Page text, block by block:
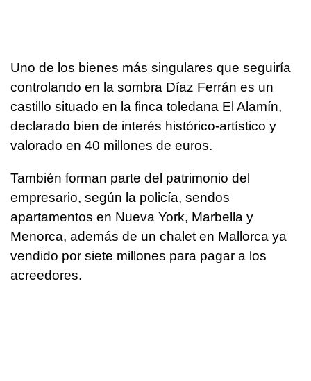
Uno de los bienes más singulares que seguiría
controlando en la sombra Díaz Ferrán es un
castillo situado en la finca toledana El Alamín,
declarado bien de interés histórico-artístico y
valorado en 40 millones de euros.
También forman parte del patrimonio del
empresario, según la policía, sendos
apartamentos en Nueva York, Marbella y
Menorca, además de un chalet en Mallorca ya
vendido por siete millones para pagar a los
acreedores.